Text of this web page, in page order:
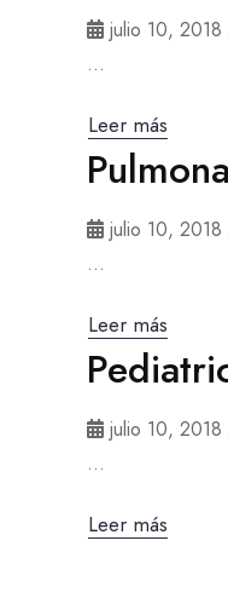
julio 10, 2018
...
Leer más
julio 10, 2018
...
Leer más
julio 10, 2018
...
Leer más